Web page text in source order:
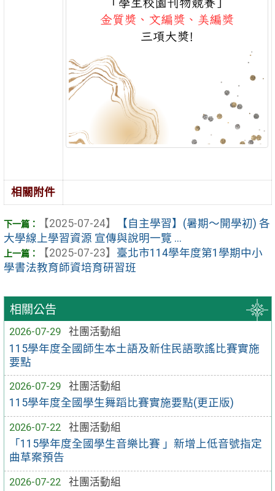
相關公告
2026-07-29
社團活動組
115學年度全國師生本土語及新住民語歌謠比賽實施
要點
2026-07-29
社團活動組
115學年度全國學生舞蹈比賽實施要點(更正版)
2026-07-22
社團活動組
「115學年度全國學生音樂比賽 」新增上低音號指定
曲草案預告
2026-07-22
社團活動組
相關附件
【2025-07-24】
【自主學習】(暑期～開學初) 各
大學線上學習資源 宣傳與說明一覽 ...
【2025-07-23】 臺北市114學年度第1學期中小
學書法教育師資培育研習班